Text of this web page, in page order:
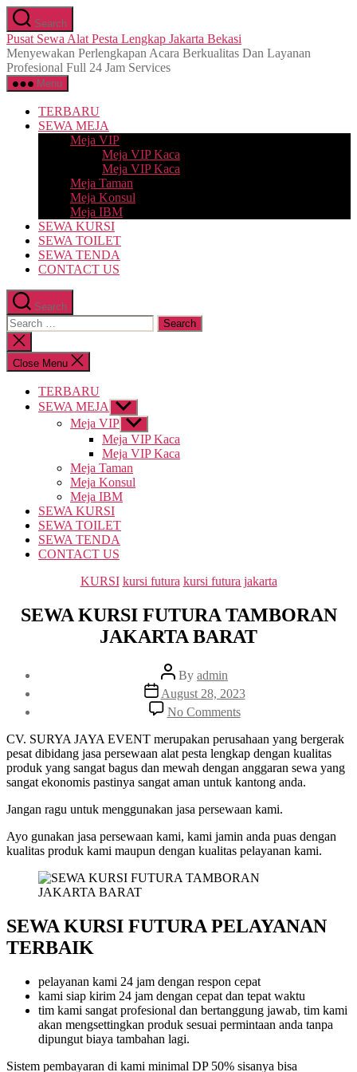
Skip
to
the
content
Search
Pusat Sewa Alat Pesta Lengkap Jakarta Bekasi
Menyewakan Perlengkapan Acara Berkualitas Dan Layanan
Profesional Full 24 Jam Services
Menu
TERBARU
SEWA MEJA
Meja VIP
Meja VIP Kaca
Meja VIP Kaca
Meja Taman
Meja Konsul
Meja IBM
SEWA KURSI
SEWA TOILET
SEWA TENDA
CONTACT US
Search
Search
for:
Close
search
Close Menu
TERBARU
SEWA MEJA
Show
sub
menu
Meja VIP Show
sub
menu
Meja VIP Kaca
Meja VIP Kaca
Meja Taman
Meja Konsul
Meja IBM
SEWA KURSI
SEWA TOILET
SEWA TENDA
CONTACT US
Categories
KURSI kursi futura kursi futura jakarta
SEWA KURSI FUTURA TAMBORAN
JAKARTA BARAT
Post
author
By admin
Post
date
August 28, 2023
No Commentson
SEWA
KURSI
FUTURA
TAMBORAN
JAKARTA
BARAT
CV. SURYA JAYA EVENT merupakan perusahaan yang bergerak
pesat dibidang jasa persewaan alat pesta lengkap dengan kualitas
produk yang sangat bagus dan mewah dengan anggaran sewa yang
sangat ekonomis pastinya sangat aman untuk kantong anda.
Jangan ragu untuk menggunakan jasa persewaan kami.
Ayo gunakan jasa persewaan kami, kami jamin anda puas dengan
kualitas produk kami maupun dengan kualitas pelayanan kami.
SEWA KURSI FUTURA PELAYANAN
TERBAIK
pelayanan kami 24 jam dengan respon cepat
kami siap kirim 24 jam dengan cepat dan tepat waktu
tim kami sangat profesional dan bertanggung jawab, tim kami
akan mengsettingkan produk sesuai permintaan anda tanpa
dipungut biaya tambahan lagi.
Sistem pembayaran di kami minimal DP 50% sisanya bisa